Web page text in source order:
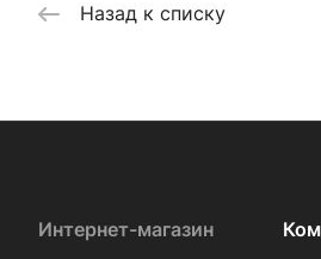
Назад к списку
Интернет-магазин